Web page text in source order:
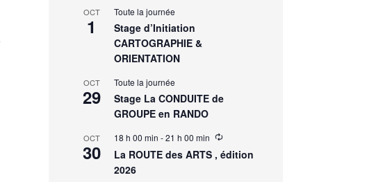
OCT
1
Toute la journée
Stage d’Initiation
CARTOGRAPHIE &
ORIENTATION
OCT
29
Toute la journée
Stage La CONDUITE de
GROUPE en RANDO
OCT
30
18 h 00 min -21 h 00 min
La ROUTE des ARTS , édition
2026